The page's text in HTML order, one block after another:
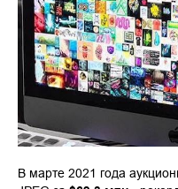
В марте 2021 года